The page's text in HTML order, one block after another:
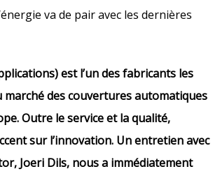
va de pair avec les dernières
est l’un des fabricants les
des couvertures automatiques
Outre le service et la qualité,
sur l’innovation. Un entretien avec
Joeri Dils, nous a immédiatement